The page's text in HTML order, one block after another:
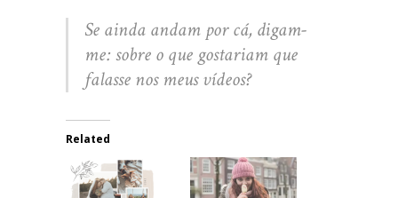
Se ainda andam por cá, digam-
me: sobre o que gostariam que
falasse nos meus vídeos?
Related